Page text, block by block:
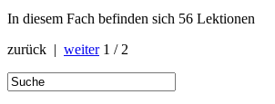
In diesem Fach befinden sich 56 Lektionen
zurück | weiter 1 / 2